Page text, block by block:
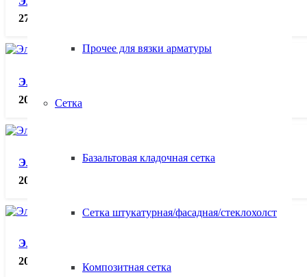
Прочее для вязки арматуры
Сетка
Базальтовая кладочная сетка
Сетка штукатурная/фасадная/стеклохолст
Композитная сетка
270.00
Электроды АНО-4 ф3 (5кг.), кг.
208.00
₽
Электроды АНО-4 ф4 (5кг.), кг.
208.00
Электроды АНО-4 ф5 (5кг.), кг.
207.00